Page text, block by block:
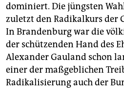
dominiert. Die jüngsten
zuletzt den Radikalkurs der
In Brandenburg war die
der schützenden Hand des
Alexander Gauland schon
einer der maßgeblichen
Radikalisierung auch der